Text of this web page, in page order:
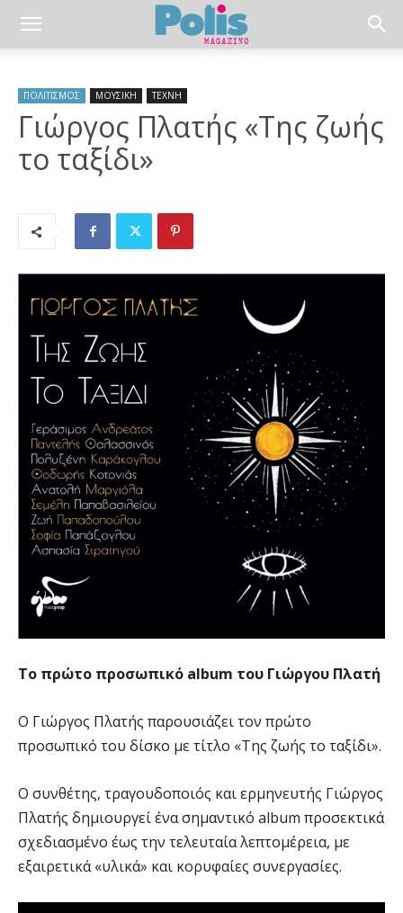
ΠΟΛΙΤΙΣΜΟΣ ΜΟΥΣΙΚΗ ΤΕΧΝΗ
Γιώργος Πλατής «Της ζωής
το ταξίδι»
Το πρώτο προσωπικό album του Γιώργου Πλατή
Ο Γιώργος Πλατής παρουσιάζει τον πρώτο
προσωπικό του δίσκο με τίτλο «Της ζωής το ταξίδι».
Ο συνθέτης, τραγουδοποιός και ερμηνευτής Γιώργος
Πλατής δημιουργεί ένα σημαντικό album προσεκτικά
σχεδιασμένο έως την τελευταία λεπτομέρεια, με
εξαιρετικά «υλικά» και κορυφαίες συνεργασίες.